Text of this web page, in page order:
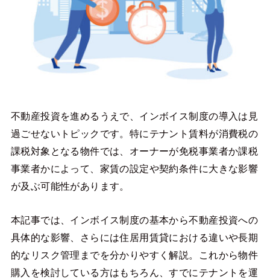
不動産投資を進めるうえで、インボイス制度の導入は見
過ごせないトピックです。特にテナント賃料が消費税の
課税対象となる物件では、オーナーが免税事業者か課税
事業者かによって、家賃の設定や契約条件に大きな影響
が及ぶ可能性があります。
本記事では、インボイス制度の基本から不動産投資への
具体的な影響、さらには住居用賃貸における違いや長期
的なリスク管理までを分かりやすく解説。これから物件
購入を検討している方はもちろん、すでにテナントを運